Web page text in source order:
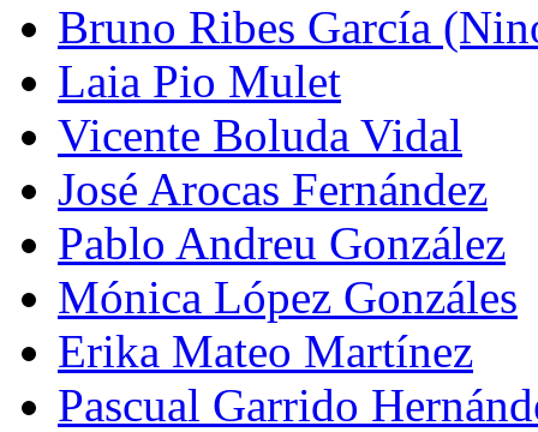
Bruno Ribes García
Laia Pio Mulet
Vicente Boluda Vidal
José Arocas Fernández
Pablo Andreu González
Mónica López Gonzáles
Erika Mateo Martínez
Pascual Garrido